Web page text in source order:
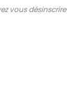
vous désinscrire